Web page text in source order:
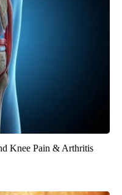
Knee Pain & Arthritis